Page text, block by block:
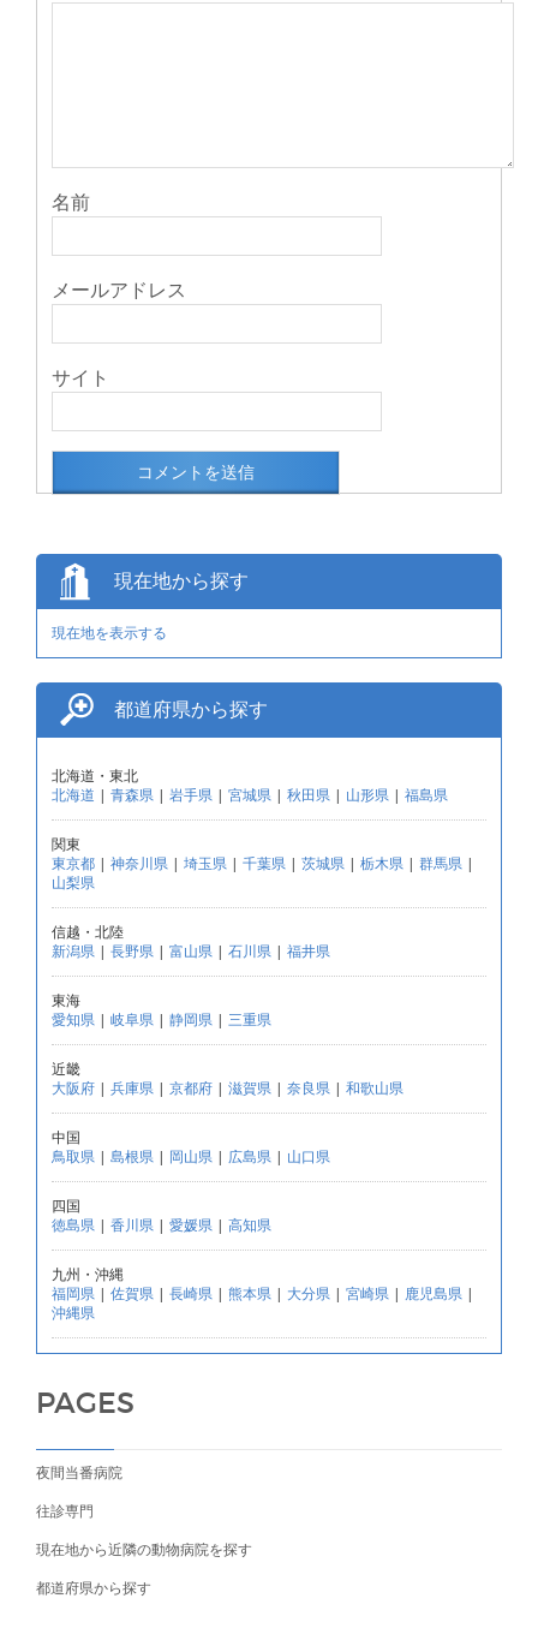
名前
メールアドレス
サイト
現在地から探す
現在地を表示する
都道府県から探す
北海道・東北
北海道 | 青森県 | 岩手県 | 宮城県 | 秋田県 | 山形県 | 福島県
関東
東京都 | 神奈川県 | 埼玉県 | 千葉県 | 茨城県 | 栃木県 | 群馬県 |
山梨県
信越・北陸
新潟県 | 長野県 | 富山県 | 石川県 | 福井県
東海
愛知県 | 岐阜県 | 静岡県 | 三重県
近畿
大阪府 | 兵庫県 | 京都府 | 滋賀県 | 奈良県 | 和歌山県
中国
鳥取県 | 島根県 | 岡山県 | 広島県 | 山口県
四国
徳島県 | 香川県 | 愛媛県 | 高知県
九州・沖縄
福岡県 | 佐賀県 | 長崎県 | 熊本県 | 大分県 | 宮崎県 | 鹿児島県 |
沖縄県
PAGES
夜間当番病院
往診専門
現在地から近隣の動物病院を探す
都道府県から探す